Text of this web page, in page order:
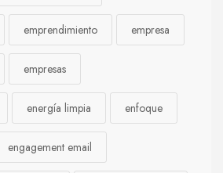
emprendimiento empresa
empresas
energía limpia enfoque
engagement email